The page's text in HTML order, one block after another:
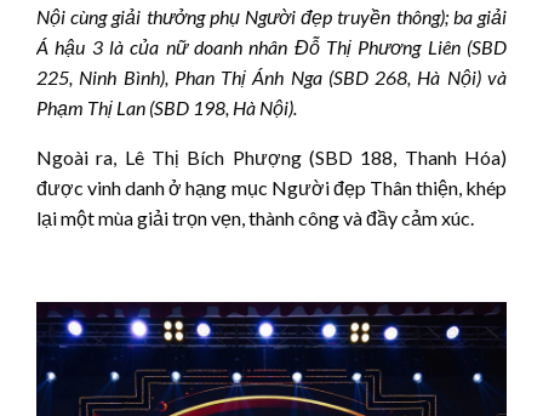
Nội cùng giải thưởng phụ Người đẹp truyền thông); ba giải
Á hậu 3 là của nữ doanh nhân Đỗ Thị Phương Liên (SBD
225, Ninh Bình), Phan Thị Ánh Nga (SBD 268, Hà Nội) và
Phạm Thị Lan (SBD 198, Hà Nội).
Ngoài ra, Lê Thị Bích Phượng (SBD 188, Thanh Hóa)
được vinh danh ở hạng mục Người đẹp Thân thiện, khép
lại một mùa giải trọn vẹn, thành công và đầy cảm xúc.